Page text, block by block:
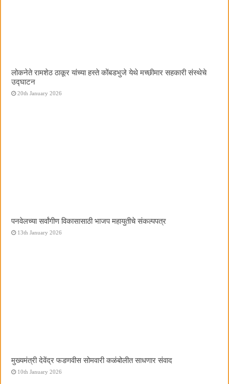
लोकनेते रामशेठ ठाकूर यांच्या हस्ते कोंबडभुजे येथे मच्छीमार सहकारी संस्थेचे
उद्घाटन
20th January 2026
पनवेलच्या सर्वांगीण विकासासाठी भाजप महायुतीचे संकल्पपत्र
13th January 2026
मुख्यमंत्री देवेंद्र फडणवीस सोमवारी कळंबोलीत साधणार संवाद
10th January 2026